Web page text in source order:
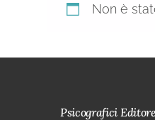
Non è
Psicografici Editore